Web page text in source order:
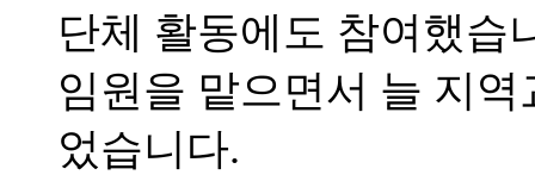
단체 활동에도 참여했습
임원을 맡으면서 늘 지
었습니다.